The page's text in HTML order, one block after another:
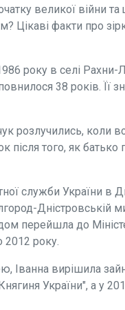
великої війни та
Цікаві факти про
року в селі Рахни-
38 років. Її
розлучились, коли
після того, як батько
служби України в
Дністровській
перейшла до
року.
Іванна вирішила
України", а у